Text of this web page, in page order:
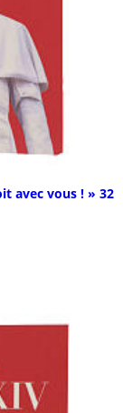
avec vous ! » 32